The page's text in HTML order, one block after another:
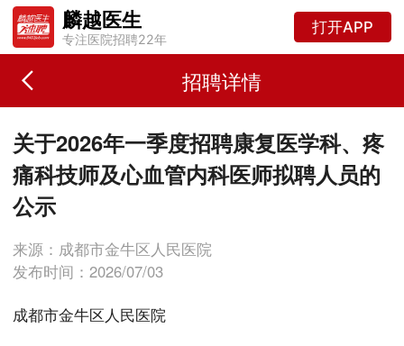
麟越医生
专注医院招聘22年
打开APP
招聘详情
关于2026年一季度招聘康复医学科、疼
痛科技师及心血管内科医师拟聘人员的
公示
来源：成都市金牛区人民医院
发布时间：2026/07/03
成都市金牛区人民医院